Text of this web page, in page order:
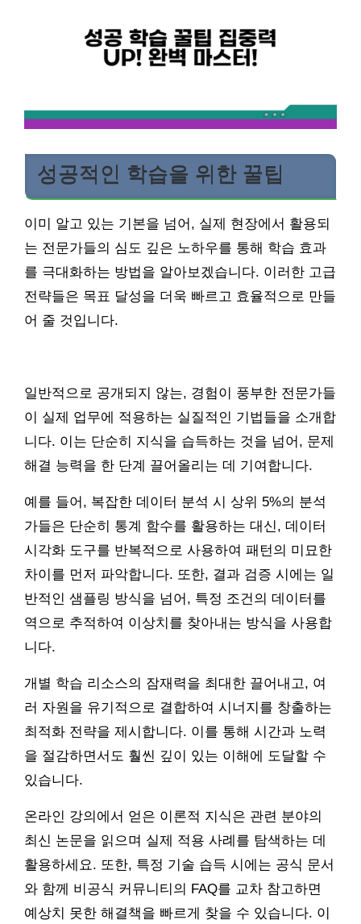
성공적인 학습을 위한 꿀팁
이미 알고 있는 기본을 넘어, 실제 현장에서 활용되
는 전문가들의 심도 깊은 노하우를 통해 학습 효과
를 극대화하는 방법을 알아보겠습니다. 이러한 고급
전략들은 목표 달성을 더욱 빠르고 효율적으로 만들
어 줄 것입니다.
일반적으로 공개되지 않는, 경험이 풍부한 전문가들
이 실제 업무에 적용하는 실질적인 기법들을 소개합
니다. 이는 단순히 지식을 습득하는 것을 넘어, 문제
해결 능력을 한 단계 끌어올리는 데 기여합니다.
예를 들어, 복잡한 데이터 분석 시 상위 5%의 분석
가들은 단순히 통계 함수를 활용하는 대신, 데이터
시각화 도구를 반복적으로 사용하여 패턴의 미묘한
차이를 먼저 파악합니다. 또한, 결과 검증 시에는 일
반적인 샘플링 방식을 넘어, 특정 조건의 데이터를
역으로 추적하여 이상치를 찾아내는 방식을 사용합
니다.
개별 학습 리소스의 잠재력을 최대한 끌어내고, 여
러 자원을 유기적으로 결합하여 시너지를 창출하는
최적화 전략을 제시합니다. 이를 통해 시간과 노력
을 절감하면서도 훨씬 깊이 있는 이해에 도달할 수
있습니다.
온라인 강의에서 얻은 이론적 지식은 관련 분야의
최신 논문을 읽으며 실제 적용 사례를 탐색하는 데
활용하세요. 또한, 특정 기술 습득 시에는 공식 문서
와 함께 비공식 커뮤니티의 FAQ를 교차 참고하면
예상치 못한 해결책을 빠르게 찾을 수 있습니다. 이